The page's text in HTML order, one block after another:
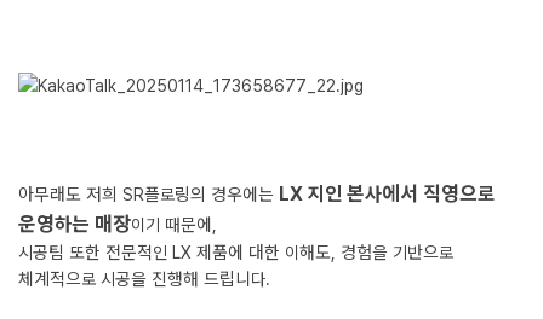
아무래도 저희 SR플로링의 경우에는 LX 지인 본사에서 직영으로
운영하는 매장이기 때문에,
시공팀 또한 전문적인 LX 제품에 대한 이해도, 경험을 기반으로
체계적으로 시공을 진행해 드립니다.